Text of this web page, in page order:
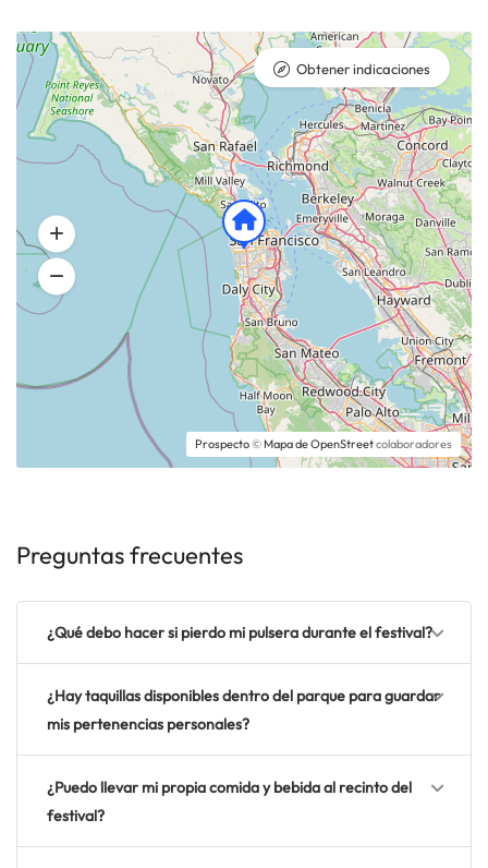
Prospecto© Mapa de OpenStreetcolaboradores
Obtener indicaciones
Preguntas frecuentes
¿Qué debo hacer si pierdo mi pulsera durante el festival?
¿Hay taquillas disponibles dentro del parque para guardar
mis pertenencias personales?
¿Puedo llevar mi propia comida y bebida al recinto del
festival?